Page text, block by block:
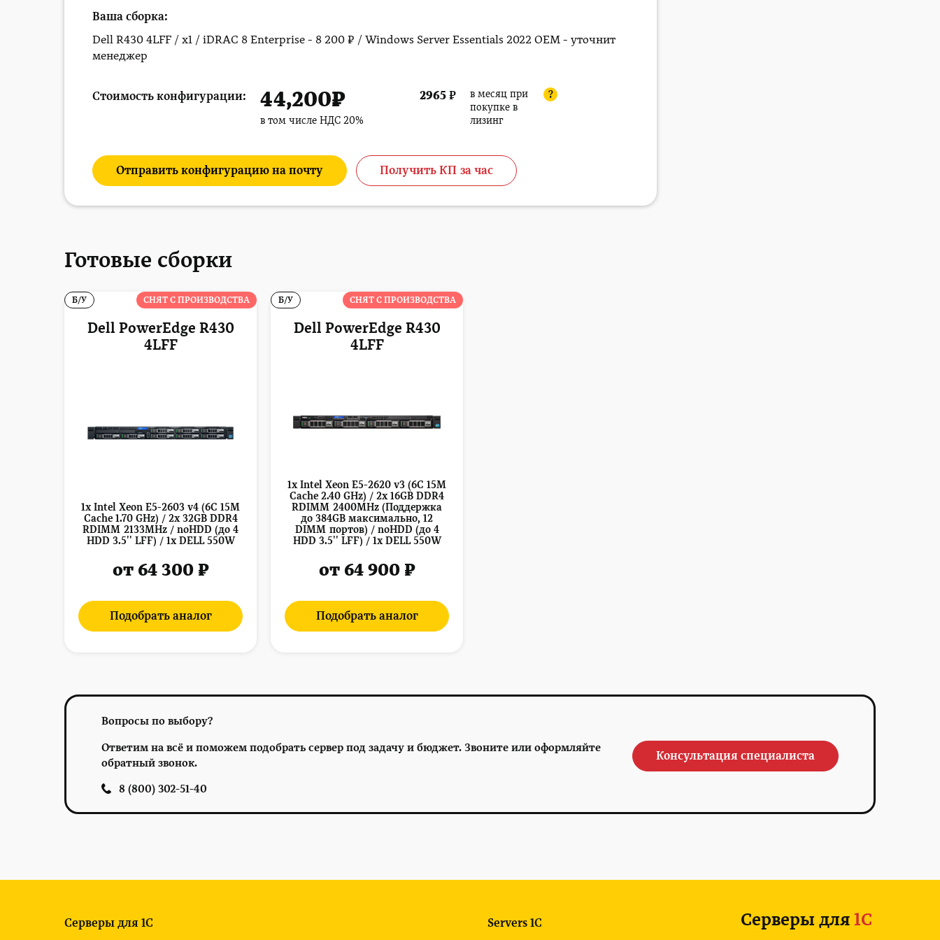
Ваша сборка:
Dell R430 4LFF / x1 / iDRAC 8 Enterprise - 8 200 ₽ / Windows Server Essentials 2022 OEM - уточнит
менеджер
Стоимость конфигурации: 44,200₽
в том числе НДС 20%
2965 ₽
в месяц при
покупке в
лизинг
?
Отправить конфигурацию на почту Получить КП за час
Готовые сборки
Dell PowerEdge R430
4LFF
1x Intel Xeon E5-2603 v4 (6C 15M
Cache 1.70 GHz) / 2x 32GB DDR4
RDIMM 2133MHz / noHDD (до 4
HDD 3.5'' LFF) / 1x DELL 550W
от 64 300 ₽
Подобрать аналог
Б/У СНЯТ С ПРОИЗВОДСТВА
Dell PowerEdge R430
4LFF
1x Intel Xeon E5-2620 v3 (6C 15M
Cache 2.40 GHz) / 2x 16GB DDR4
RDIMM 2400MHz (Поддержка
до 384GB максимально, 12
DIMM портов) / noHDD (до 4
HDD 3.5'' LFF) / 1x DELL 550W
от 64 900 ₽
Подобрать аналог
Б/У СНЯТ С ПРОИЗВОДСТВА
Вопросы по выбору?
Ответим на всё и поможем подобрать сервер под задачу и бюджет. Звоните или оформляйте
обратный звонок.
8 (800) 302-51-40
Консультация специалиста
Серверы для 1С Servers 1C Серверы для 1С